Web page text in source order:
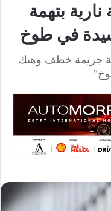
بتهمة
في طوخ
جريمة خطف وهتك